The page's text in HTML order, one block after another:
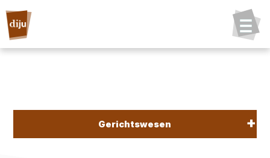
Gerichtswesen